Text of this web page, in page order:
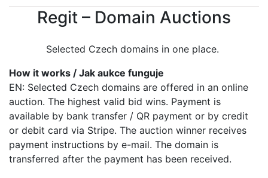
Regit – Domain Auctions
Selected Czech domains in one place.
How it works / Jak aukce funguje
EN: Selected Czech domains are offered in an online
auction. The highest valid bid wins. Payment is
available by bank transfer / QR payment or by credit
or debit card via Stripe. The auction winner receives
payment instructions by e-mail. The domain is
transferred after the payment has been received.